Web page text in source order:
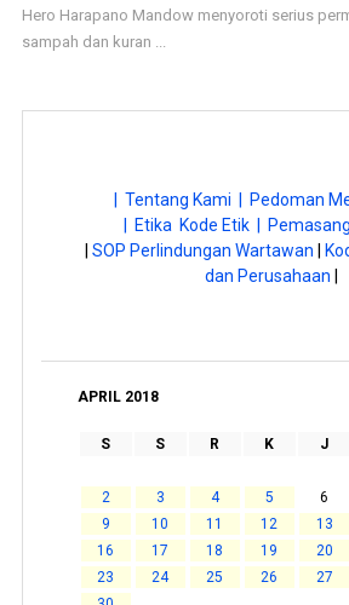
Hero Harapano Mandow menyoroti serius
sampah dan kuran ...
| Tentang Kami |
Pedoman
| Etika Kode Etik |
SOP Perlindungan Wartawan
dan Perusahaan
APRIL 2018
S S R K J
2
3 4 5 6
9
10 11 12 13
16
17 18 19 20
23
24 25 26 27